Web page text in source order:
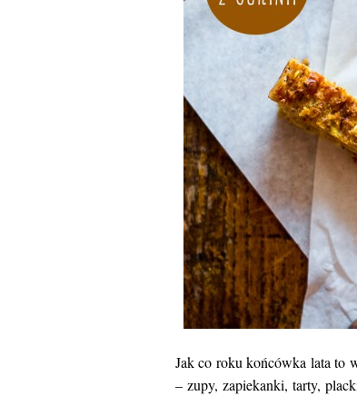
Jak co roku końcówka lata to
– zupy, zapiekanki, tarty,